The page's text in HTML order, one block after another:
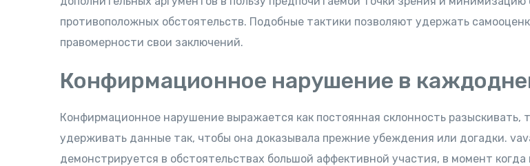
противоположных обстоятельств. Подобные тактики позволяют удержать
правомерности свои заключений.
Конфирмационное нарушение в
Конфирмационное нарушение выражается как постоянная склонность разыскивать,
удерживать данные так, чтобы она доказывала прежние убеждения или догадки.
демонстрируется в обстоятельствах большой аффективной участия, в момент